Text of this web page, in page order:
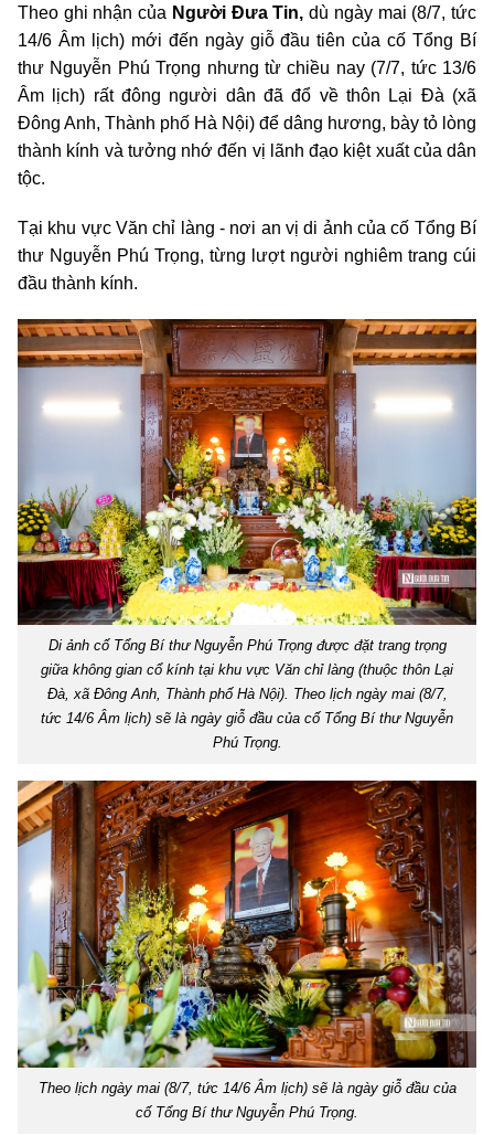
Theo ghi nhận của Người Đưa Tin,dù ngày mai (8/7, tức
14/6 Âm lịch) mới đến ngày giỗ đầu tiên của cố Tổng Bí
thư Nguyễn Phú Trọng nhưng từ chiều nay (7/7, tức 13/6
Âm lịch) rất đông người dân đã đổ về thôn Lại Đà (xã
Đông Anh, Thành phố Hà Nội) để dâng hương, bày tỏ lòng
thành kính và tưởng nhớ đến vị lãnh đạo kiệt xuất của dân
tộc.
Tại khu vực Văn chỉ làng - nơi an vị di ảnh của cố Tổng Bí
thư Nguyễn Phú Trọng, từng lượt người nghiêm trang cúi
đầu thành kính.
Di ảnh cố Tổng Bí thư Nguyễn Phú Trọng được đặt trang trọng
giữa không gian cổ kính tại khu vực Văn chỉ làng (thuộc thôn Lại
Đà, xã Đông Anh, Thành phố Hà Nội). Theo lịch ngày mai (8/7,
tức 14/6 Âm lịch) sẽ là ngày giỗ đầu của cố Tổng Bí thư Nguyễn
Phú Trọng.
Theo lịch ngày mai (8/7, tức 14/6 Âm lịch) sẽ là ngày giỗ đầu của
cố Tổng Bí thư Nguyễn Phú Trọng.